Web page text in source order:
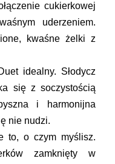
cukierkowej
uderzeniem.
kwaśne żelki z
idealny. Słodycz
się z soczystością
i harmonijna
nie nudzi.
to, o czym myślisz.
zamknięty w